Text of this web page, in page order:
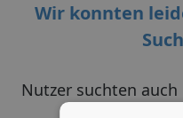
Nutzer suchten auch
Wir konnten